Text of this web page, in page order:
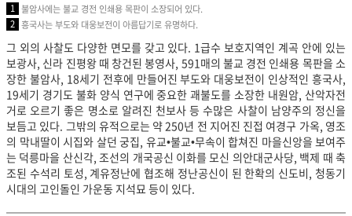
1 불암사에는 불교 경전 인쇄용 목판이 소장되어 있다.
2 흥국사는 부도와 대웅보전이 아름답기로 유명하다.
그 외의 사찰도 다양한 면모를 갖고 있다. 1급수 보호지역인 계곡 안에 있는
보광사, 신라 진평왕 때 창건된 봉영사, 591매의 불교 경전 인쇄용 목판을 소
장한 불암사, 18세기 전후에 만들어진 부도와 대웅보전이 인상적인 흥국사,
19세기 경기도 불화 양식 연구에 중요한 괘불도를 소장한 내원암, 산악자전
거로 오르기 좋은 명소로 알려진 천보사 등 수많은 사찰이 남양주의 정신을
보듬고 있다. 그밖의 유적으로는 약 250년 전 지어진 진접 여경구 가옥, 영조
의 막내딸이 시집와 살던 궁집, 유교•불교•무속이 합쳐진 마을신앙을 보여주
는 덕릉마을 산신각, 조선의 개국공신 이화를 모신 의안대군사당, 백제 때 축
조된 수석리 토성, 계유정난에 협조해 정난공신이 된 한확의 신도비, 청동기
시대의 고인돌인 가운동 지석묘 등이 있다.